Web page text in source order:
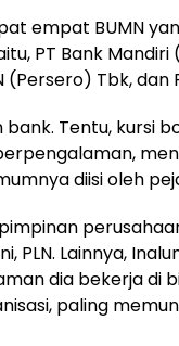
empat BUMN
PT Bank
(Persero) Tbk, dan
Tentu, kursi
diisi oleh
PLN. Lainnya,
dia bekerja di
paling